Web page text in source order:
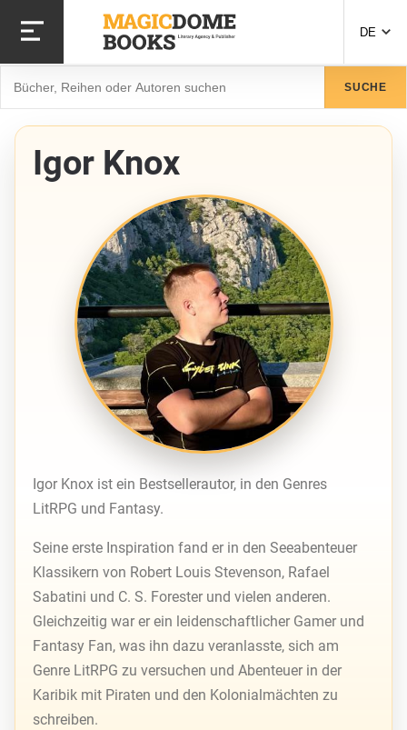
zum
Inhalt
DE
SUCHE
Igor Knox
Igor Knox ist ein Bestsellerautor, in den Genres
LitRPG und Fantasy.
Seine erste Inspiration fand er in den Seeabenteuer
Klassikern von Robert Louis Stevenson, Rafael
Sabatini und C. S. Forester und vielen anderen.
Gleichzeitig war er ein leidenschaftlicher Gamer und
Fantasy Fan, was ihn dazu veranlasste, sich am
Genre LitRPG zu versuchen und Abenteuer in der
Karibik mit Piraten und den Kolonialmächten zu
schreiben.